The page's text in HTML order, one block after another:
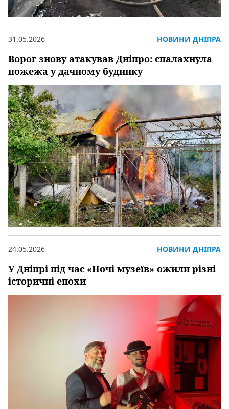
Ворог знову атакував Дніпро: спалахнула
пожежа у дачному будинку
31.05.2026 НОВИНИ ДНІПРА
У Дніпрі під час «Ночі музеїв» ожили різні
історичні епохи
24.05.2026 НОВИНИ ДНІПРА